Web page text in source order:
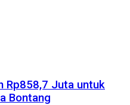
Rp858,7 Juta untuk
Bontang